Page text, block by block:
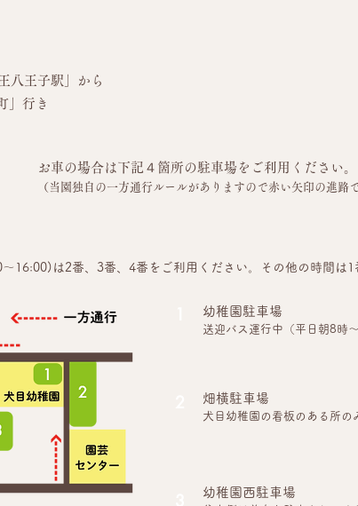
八王子駅」から
」行き
お車の場合は下記４箇所の駐車場をご利用ください。
（当園独自の一方通行ルールがありますので赤い矢印の進路
16:00)は2番、3番、4番をご利用ください。その他の時間は1
幼稚園駐車場
送迎バス運行中（平日朝8時
畑横駐車場
犬目幼稚園の看板のある所の
幼稚園西駐車場